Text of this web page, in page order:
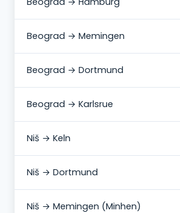
Beograd → Memingen
Beograd → Dortmund
Beograd → Karlsrue
Niš → Keln
Niš → Dortmund
Niš → Memingen (Minhen)